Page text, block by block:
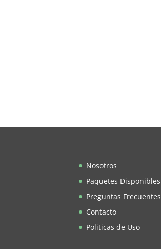
Nosotros
Paquetes Disponibles
Preguntas Frecuentes
Contacto
Politicas de Uso